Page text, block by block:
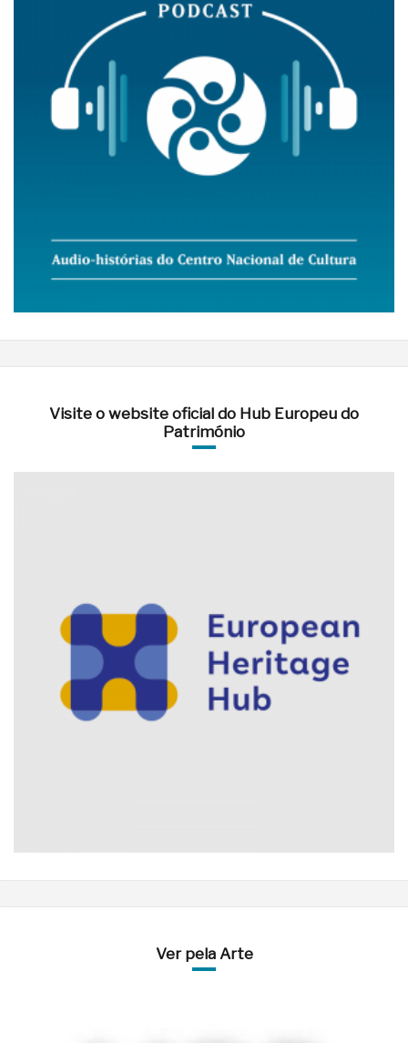
Visite o website oficial do Hub Europeu do
Património
Ver pela Arte